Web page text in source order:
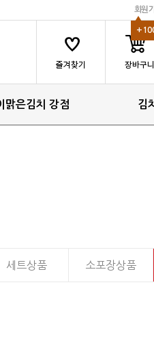
회원
맑은김치 강점 김
세트상품 소포장상품